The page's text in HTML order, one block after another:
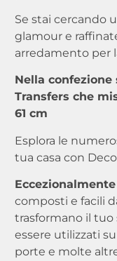
Se stai cercando
glamour e
arredamento per
Nella
Transfers che
61 cm
Esplora le
tua casa con
composti e facili
trasformano il tuo
essere utilizzati
porte e molte